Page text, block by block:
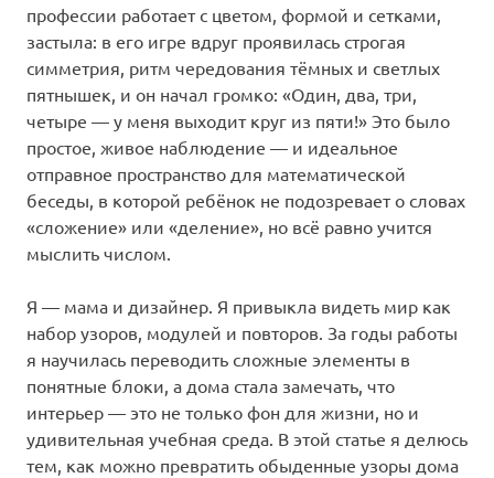
профессии работает с цветом, формой и сетками,
застыла: в его игре вдруг проявилась строгая
симметрия, ритм чередования тёмных и светлых
пятнышек, и он начал громко: «Один, два, три,
четыре — у меня выходит круг из пяти!» Это было
простое, живое наблюдение — и идеальное
отправное пространство для математической
беседы, в которой ребёнок не подозревает о словах
«сложение» или «деление», но всё равно учится
мыслить числом.
Я — мама и дизайнер. Я привыкла видеть мир как
набор узоров, модулей и повторов. За годы работы
я научилась переводить сложные элементы в
понятные блоки, а дома стала замечать, что
интерьер — это не только фон для жизни, но и
удивительная учебная среда. В этой статье я делюсь
тем, как можно превратить обыденные узоры дома